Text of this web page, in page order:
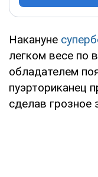
Накануне
легком весе по
обладателем
пуэрториканец
сделав грозное